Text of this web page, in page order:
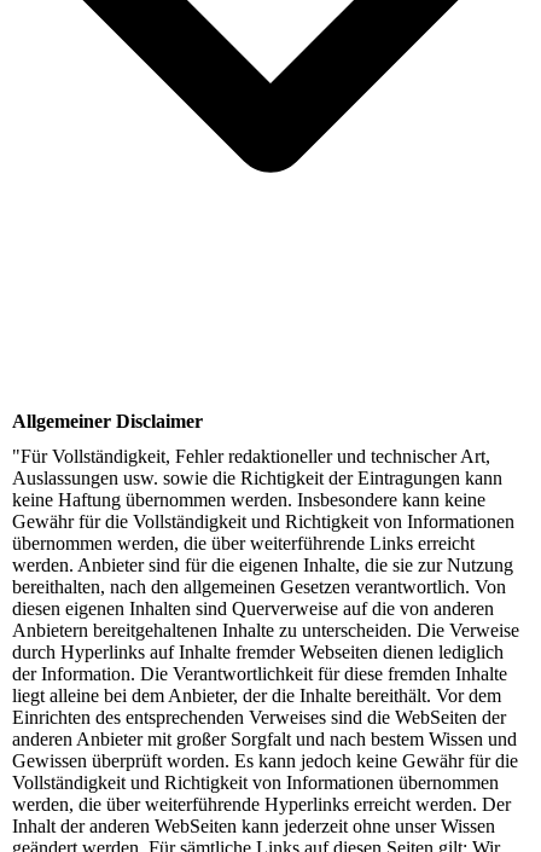
Allgemeiner Disclaimer
"Für Vollständigkeit, Fehler redaktioneller und technischer Art,
Auslassungen usw. sowie die Richtigkeit der Eintragungen kann
keine Haftung übernommen werden. Insbesondere kann keine
Gewähr für die Vollständigkeit und Richtigkeit von Informationen
übernommen werden, die über weiterführende Links erreicht
werden. Anbieter sind für die eigenen Inhalte, die sie zur Nutzung
bereithalten, nach den allgemeinen Gesetzen verantwortlich. Von
diesen eigenen Inhalten sind Querverweise auf die von anderen
Anbietern bereitgehaltenen Inhalte zu unterscheiden. Die Verweise
durch Hyperlinks auf Inhalte fremder Webseiten dienen lediglich
der Information. Die Verantwortlichkeit für diese fremden Inhalte
liegt alleine bei dem Anbieter, der die Inhalte bereithält. Vor dem
Einrichten des entsprechenden Verweises sind die WebSeiten der
anderen Anbieter mit großer Sorgfalt und nach bestem Wissen und
Gewissen überprüft worden. Es kann jedoch keine Gewähr für die
Vollständigkeit und Richtigkeit von Informationen übernommen
werden, die über weiterführende Hyperlinks erreicht werden. Der
Inhalt der anderen WebSeiten kann jederzeit ohne unser Wissen